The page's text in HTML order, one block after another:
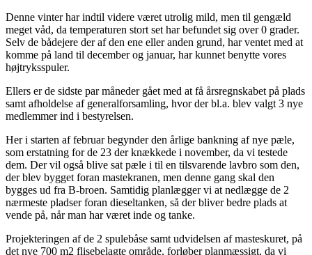
Denne vinter har indtil videre været utrolig mild, men til gengæld
meget våd, da temperaturen stort set har befundet sig over 0 grader.
Selv de bådejere der af den ene eller anden grund, har ventet med at
komme på land til december og januar, har kunnet benytte vores
højtryksspuler.
Ellers er de sidste par måneder gået med at få årsregnskabet på plads
samt afholdelse af generalforsamling, hvor der bl.a. blev valgt 3 nye
medlemmer ind i bestyrelsen.
Her i starten af februar begynder den årlige bankning af nye pæle,
som erstatning for de 23 der knækkede i november, da vi testede
dem. Der vil også blive sat pæle i til en tilsvarende lavbro som den,
der blev bygget foran mastekranen, men denne gang skal den
bygges ud fra B-broen. Samtidig planlægger vi at nedlægge de 2
nærmeste pladser foran dieseltanken, så der bliver bedre plads at
vende på, når man har været inde og tanke.
Projekteringen af de 2 spulebåse samt udvidelsen af masteskuret, på
det nye 700 m2 flisebelagte område, forløber planmæssigt, da vi